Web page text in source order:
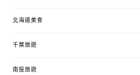
北海道美食
千葉旅遊
南投旅遊